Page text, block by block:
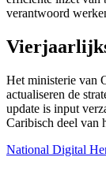
verantwoord
Het ministerie van
actualiseren de
update is input
Caribisch deel van
National Digital